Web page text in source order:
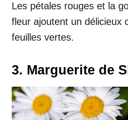
Les pétales rouges et la
fleur ajoutent un délicieux
feuilles vertes.
3. Marguerite de